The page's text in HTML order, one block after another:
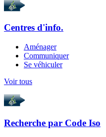
Centres d'info.
Aménager
Communiquer
Se véhiculer
Voir tous
Recherche par Code Iso